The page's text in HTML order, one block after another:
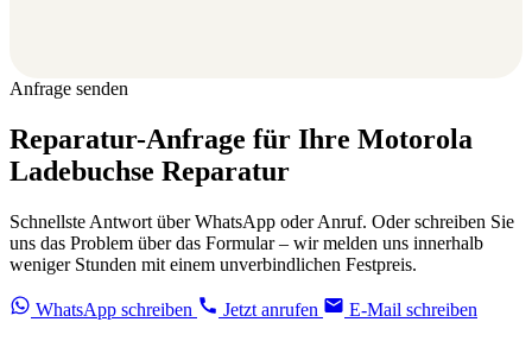
Anfrage senden
Reparatur-Anfrage für Ihre Motorola
Ladebuchse Reparatur
Schnellste Antwort über WhatsApp oder Anruf. Oder schreiben Sie
uns das Problem über das Formular – wir melden uns innerhalb
weniger Stunden mit einem unverbindlichen Festpreis.
WhatsApp schreiben Jetzt anrufen E-Mail schreiben